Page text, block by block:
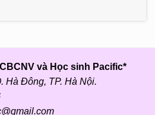
và Học sinh Pacific*
Hà Đông, TP. Hà Nội.